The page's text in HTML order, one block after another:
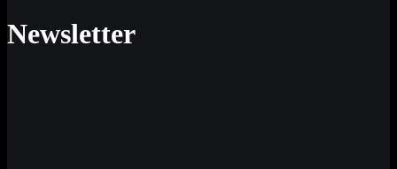
Newsletter